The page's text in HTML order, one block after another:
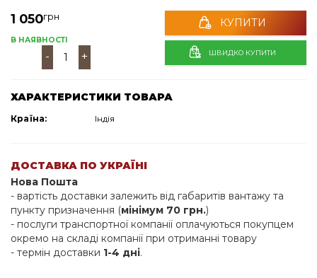
1 050грн
В НАЯВНОСТІ
- +
КУПИТИ
ШВИДКО КУПИТИ
ХАРАКТЕРИСТИКИ ТОВАРА
Країна: Індія
ДОСТАВКА ПО УКРАЇНІ
Нова Пошта
- вартість доставки залежить від габаритів вантажу та
пункту призначення (мінімум 70 грн.)
- послуги транспортної компанії оплачуються покупцем
окремо на складі компанії при отриманні товару
- термін доставки 1-4 дні.